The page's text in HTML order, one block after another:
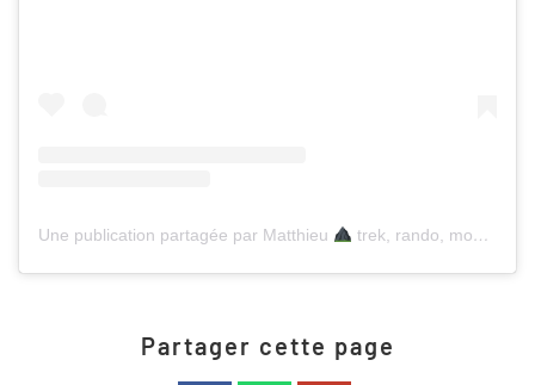
Une publication partagée par Matthieu trek, rando, montagne (@marcherverslebonheur)
Partager cette page